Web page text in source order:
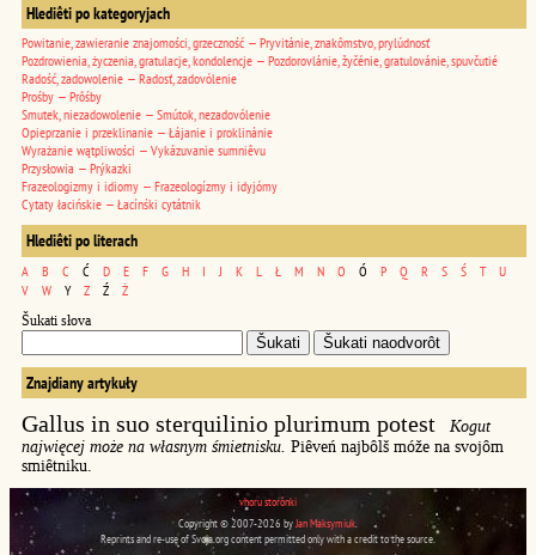
Hlediêti po kategoryjach
Powitanie, zawieranie znajomości, grzeczność — Pryvitánie, znakômstvo, prylúdnosť
Pozdrowienia, życzenia, gratulacje, kondolencje — Pozdorovlánie, žyčénie, gratulovánie, spuvčutié
Radość, zadowolenie — Radosť, zadovólenie
Prośby — Prôśby
Smutek, niezadowolenie — Smútok, nezadovólenie
Opieprzanie i przeklinanie — Łájanie i proklinánie
Wyrażanie wątpliwości — Vykázuvanie sumniêvu
Przysłowia — Prýkazki
Frazeologizmy i idiomy — Frazeologízmy i idyjómy
Cytaty łacińskie — Łacínśki cytátnik
Hlediêti po literach
A B C Ć D E F G H I J K L Ł M N O Ó P Q R S Ś T
U
V
W Y Z Ź Ż
Šukati słova
Znajdiany artykuły
Gallus in suo sterquilinio plurimum potest
Kogut
najwięcej może na własnym śmietnisku. Piêveń najbôlš móže na svojôm
smiêtniku.
vhoru storônki
Copyright © 2007-2026 byJan Maksymiuk.
Reprints and re-use of Svoja.org content permitted only with a credit to the source.